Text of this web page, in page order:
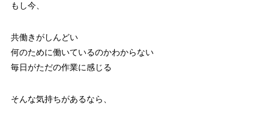
もし今、
共働きがしんどい
何のために働いているのかわからない
毎日がただの作業に感じる
そんな気持ちがあるなら、